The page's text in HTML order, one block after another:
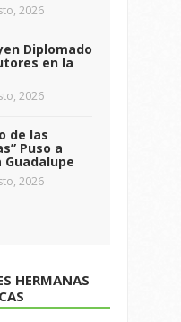
2026
Diplomado
en la
2026
de las
Puso a
Guadalupe
2026
HERMANAS